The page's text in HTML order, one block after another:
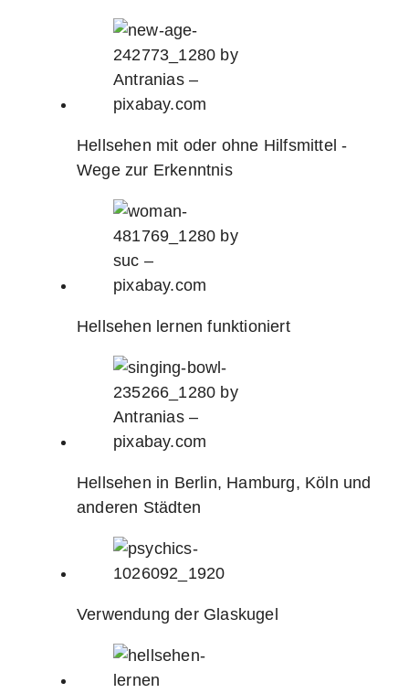
Hellsehen mit oder ohne Hilfsmittel -
Wege zur Erkenntnis
Hellsehen lernen funktioniert
Hellsehen in Berlin, Hamburg, Köln und
anderen Städten
Verwendung der Glaskugel